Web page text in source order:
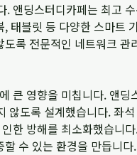
앤딩스터디카페는 최고
태블릿 등 다양한 스마트
록 전문적인 네트워크
큰 영향을 미칩니다. 앤
도록 설계했습니다. 좌
한 방해를 최소화했습니
수 있는 환경을 만듭니